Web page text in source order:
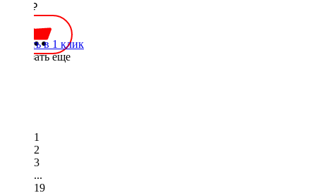
3700 ₽
Купить в 1 клик
Показать еще
1
2
3
...
19